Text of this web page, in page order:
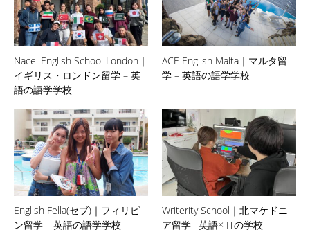
Nacel English School London｜
イギリス・ロンドン留学 – 英
語の語学学校
ACE English Malta｜マルタ留
学 – 英語の語学学校
English Fella(セブ)｜フィリピ
ン留学 – 英語の語学学校
Writerity School｜北マケドニ
ア留学 –英語× ITの学校